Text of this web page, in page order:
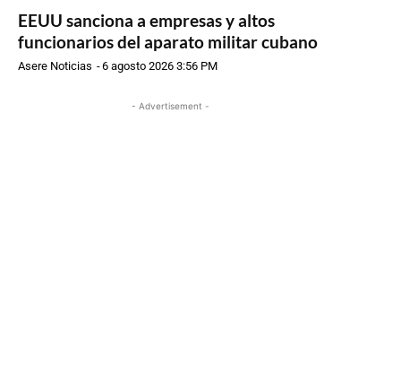
EEUU sanciona a empresas y altos
funcionarios del aparato militar cubano
Asere Noticias -6 agosto 2026 3:56 PM
- Advertisement -